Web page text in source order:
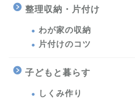
整理収納・片付け
わが家の収納
片付けのコツ
子どもと暮らす
しくみ作り